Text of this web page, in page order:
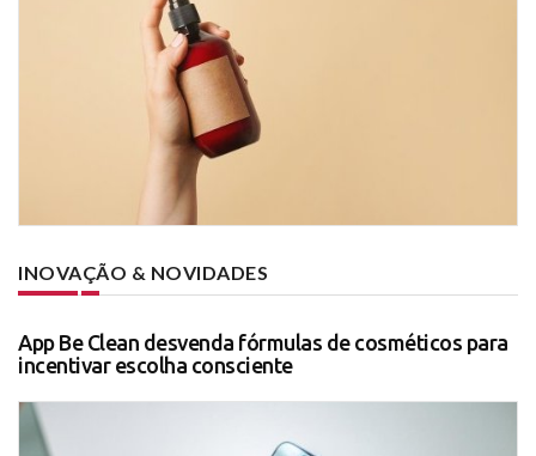
INOVAÇÃO & NOVIDADES
App Be Clean desvenda fórmulas de cosméticos para
incentivar escolha consciente